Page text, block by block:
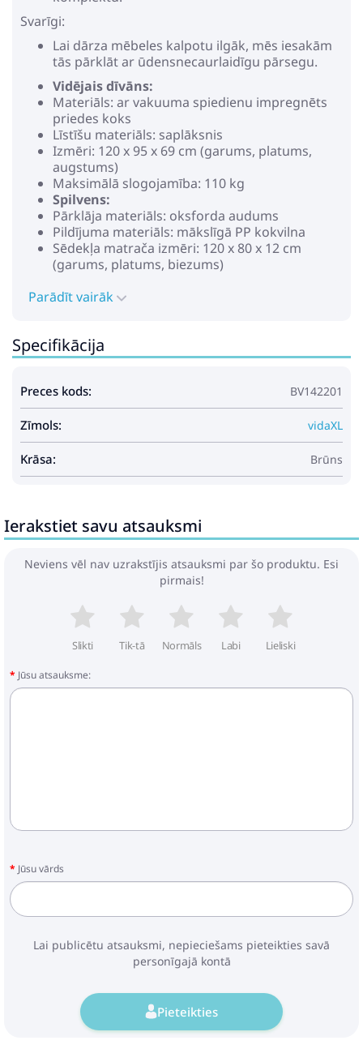
Svarīgi:
Lai dārza mēbeles kalpotu ilgāk, mēs iesakām
tās pārklāt ar ūdensnecaurlaidīgu pārsegu.
Vidējais dīvāns:
Materiāls: ar vakuuma spiedienu impregnēts
priedes koks
Līstīšu materiāls: saplāksnis
Izmēri: 120 x 95 x 69 cm (garums, platums,
augstums)
Maksimālā slogojamība: 110 kg
Spilvens:
Pārklāja materiāls: oksforda audums
Pildījuma materiāls: mākslīgā PP kokvilna
Sēdekļa matrača izmēri: 120 x 80 x 12 cm
(garums, platums, biezums)
(garums, platums, biezums)
Sūtījumā iekļauts:
1 x vidējais dīvāns
1 x atzveltnes spilvens
Maksimums 110 kg uz vienu sēdvietu.
Parādīt vairāk
Specifikācija
Preces kods: BV142201
Zīmols: vidaXL
Krāsa: Brūns
Ierakstiet savu atsauksmi
Neviens vēl nav uzrakstījis atsauksmi par šo produktu. Esi
pirmais!
Slikti Tik-tā Normāls Labi Lieliski
Jūsu atsauksme:
Jūsu vārds
Lai publicētu atsauksmi, nepieciešams pieteikties savā
personīgajā kontā
Pieteikties